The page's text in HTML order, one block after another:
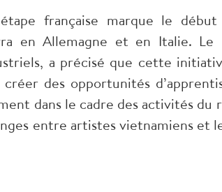
française marque le
en Allemagne et en Italie. Le
a précisé que cette
des opportunités
dans le cadre des activités du
entre artistes vietnamiens et